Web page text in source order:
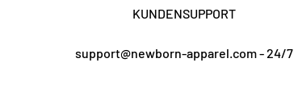
KUNDENSUPPORT
support@newborn-apparel.com - 24/7